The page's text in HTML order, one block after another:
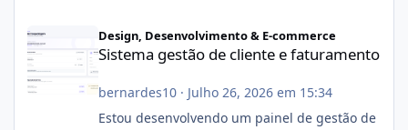
Design, Desenvolvimento & E-commerce
Sistema gestão de cliente e faturamento
bernardes10· Julho 26, 2026 em 15:34
Estou desenvolvendo um painel de gestão de